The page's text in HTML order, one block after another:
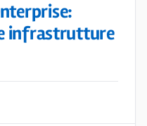
infrastrutture